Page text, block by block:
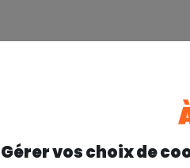
Gérer vos choix de